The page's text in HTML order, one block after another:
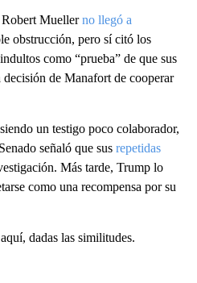
Muellerno llegó a
obstrucción, pero sí citó los
como “prueba” de que sus
de Manafort de cooperar
un testigo poco colaborador,
señaló que sus repetidas
Más tarde, Trump lo
como una recompensa por su
dadas las similitudes.